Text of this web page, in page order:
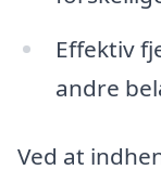
Effektiv
andre
Ved at